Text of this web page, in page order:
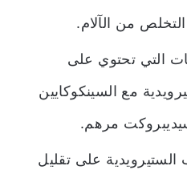
من الآلام.
التي تحتوي على
مع السينكوكايين
مرهم.
الستيرويدية على تقليل